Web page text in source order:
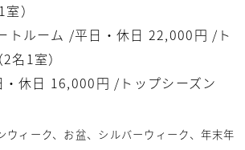
）
トルーム /平日・休日 22,000円 /ト
名1室）
・休日 16,000円 /トップシーズン
ィーク、お盆、シルバーウィーク、年末年